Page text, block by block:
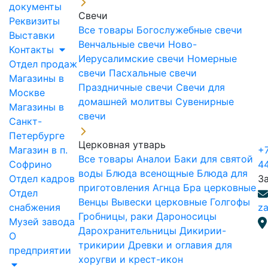
документы
Реквизиты
Выставки
Контакты
Отдел продаж
Магазины в
Москве
Магазины в
Санкт-
Петербурге
Магазин в п.
Софрино
Отдел кадров
Отдел
снабжения
Музей завода
О
предприятии
Свечи
Все товары Богослужебные свечи
Венчальные свечи Ново-
Иерусалимские свечи Номерные
свечи Пасхальные свечи
Праздничные свечи Свечи для
домашней молитвы Сувенирные
свечи
Церковная утварь
Все товары Аналои Баки для святой
воды Блюда всенощные Блюда для
приготовления Агнца Бра церковные
Венцы Вывески церковные Голгофы
Гробницы, раки Дароносицы
Дарохранительницы Дикирии-
трикирии Древки и оглавия для
хоругви и крест-икон